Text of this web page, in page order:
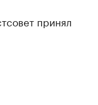
принял